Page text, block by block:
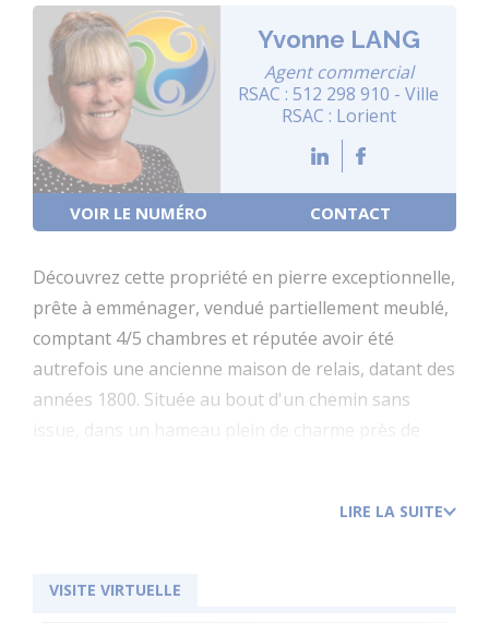
Découvrez cette propriété en pierre exceptionnelle,
prête à emménager, vendué partiellement meublé,
comptant 4/5 chambres et réputée avoir été
autrefois une ancienne maison de relais, datant des
années 1800. Située au bout d'un chemin sans
issue, dans un hameau plein de charme près de
Bretagne et du superbe lac de Guerlédan, avec ses
restaurants.
LIRE LA SUITE
VISITE VIRTUELLE
Yvonne LANG
Agent commercial
RSAC : 512 298 910 - Ville
RSAC : Lorient
VOIR LE NUMÉRO CONTACT